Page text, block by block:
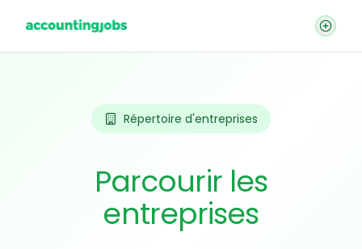
Répertoire d'entreprises
Parcourir les
entreprises